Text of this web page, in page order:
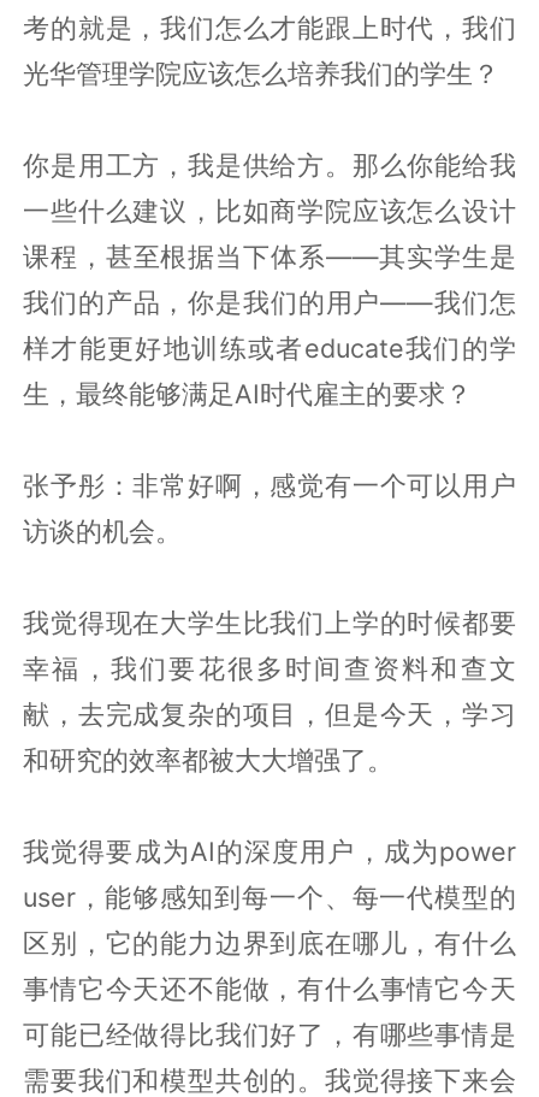
考的就是，我们怎么才能跟上时代，我们
光华管理学院应该怎么培养我们的学生？
你是用工方，我是供给方。那么你能给我
一些什么建议，比如商学院应该怎么设计
课程，甚至根据当下体系——其实学生是
我们的产品，你是我们的用户——我们怎
样才能更好地训练或者educate我们的学
生，最终能够满足AI时代雇主的要求？
张予彤：非常好啊，感觉有一个可以用户
访谈的机会。
我觉得现在大学生比我们上学的时候都要
幸福，我们要花很多时间查资料和查文
献，去完成复杂的项目，但是今天，学习
和研究的效率都被大大增强了。
我觉得要成为AI的深度用户，成为power
user，能够感知到每一个、每一代模型的
区别，它的能力边界到底在哪儿，有什么
事情它今天还不能做，有什么事情它今天
可能已经做得比我们好了，有哪些事情是
需要我们和模型共创的。我觉得接下来会